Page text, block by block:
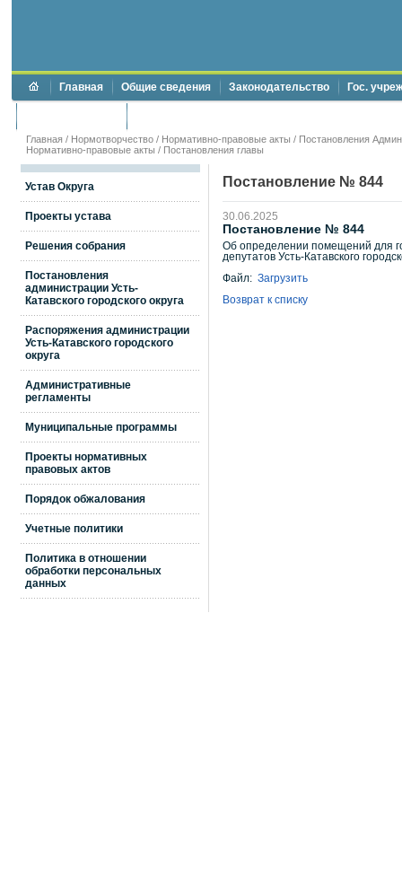
Главная Общие сведения Законодательство Гос.
Главная / Нормотворчество / Нормативно-правовые акты / Постановления
Нормативно-правовые акты / Постановления главы
Устав Округа
Проекты устава
Решения собрания
Постановления
администрации Усть-
Катавского городского округа
Распоряжения администрации
Усть-Катавского городского
округа
Административные
регламенты
Муниципальные программы
Проекты нормативных
правовых актов
Порядок обжалования
Учетные политики
Политика в отношении
обработки персональных
данных
Постановление № 844
30.06.2025
Постановление № 844
Об определении помещений для
депутатов Усть-Катавского
Файл: Загрузить
Возврат к списку